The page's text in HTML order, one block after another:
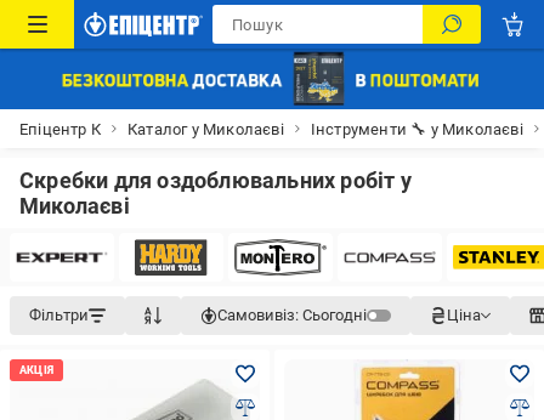
Епіцентр К Каталог у Миколаєві Інструменти 🔧 у Миколаєві
Скребки для оздоблювальних робіт у
Миколаєві
Фільтри Самовивіз: Сьогодні Ціна